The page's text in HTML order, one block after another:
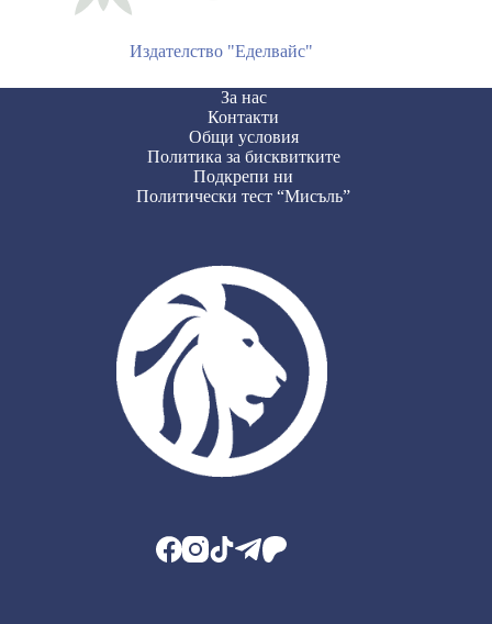
Издателство "Еделвайс"
За нас
Контакти
Общи условия
Политика за бисквитките
Подкрепи ни
Политически тест “Мисъль”